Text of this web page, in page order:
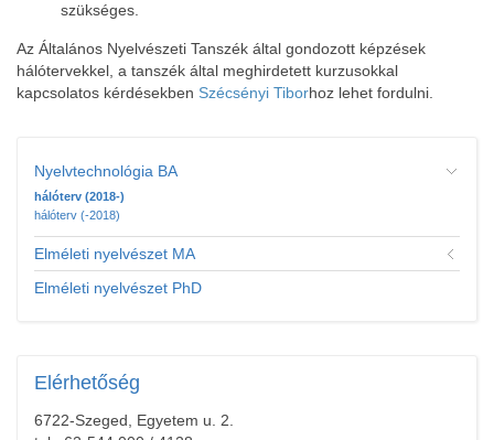
szükséges.
Az Általános Nyelvészeti Tanszék által gondozott képzések
hálótervekkel, a tanszék által meghirdetett kurzusokkal
kapcsolatos kérdésekben Szécsényi Tiborhoz lehet fordulni.
Nyelvtechnológia BA
hálóterv (2018-)
hálóterv (-2018)
Elméleti nyelvészet MA
Elméleti nyelvészet PhD
Elérhetőség
6722-Szeged, Egyetem u. 2.